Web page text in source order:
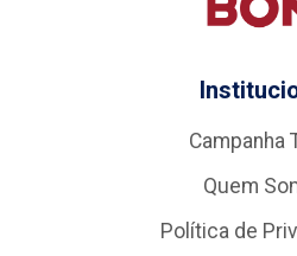
Campanha
Quem
Política de